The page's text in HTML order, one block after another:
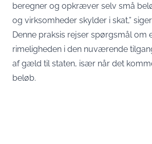
beregner og opkræver selv små
og virksomheder skylder i skat,”
Denne praksis rejser spørgsmål om
rimeligheden i den nuværende
af gæld til staten, især når det
beløb.